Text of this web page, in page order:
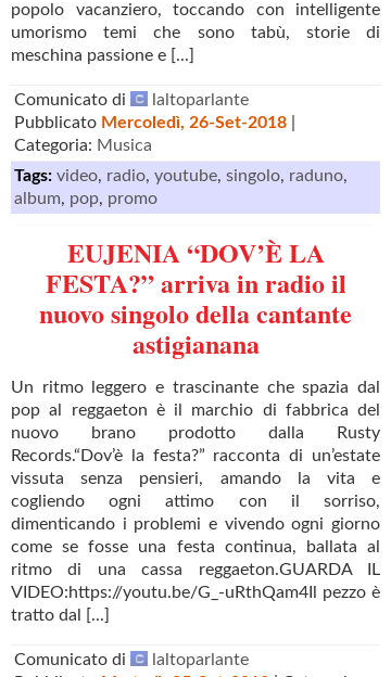
popolo vacanziero, toccando con intelligente
umorismo temi che sono tabù, storie di
meschina passione e [...]
Comunicato di
laltoparlante
Pubblicato Mercoledì, 26-Set-2018
Categoria: Musica
Tags: video, radio, youtube, singolo, raduno,
album, pop, promo
EUJENIA “DOV’È LA
FESTA?” arriva in radio il
nuovo singolo della cantante
astigianana
Un ritmo leggero e trascinante che spazia dal
pop al reggaeton è il marchio di fabbrica del
nuovo brano prodotto dalla Rusty
Records.“Dov’è la festa?” racconta di un’estate
vissuta senza pensieri, amando la vita e
cogliendo ogni attimo con il sorriso,
dimenticando i problemi e vivendo ogni giorno
come se fosse una festa continua, ballata al
ritmo di una cassa reggaeton.GUARDA IL
VIDEO:https://youtu.be/G_-uRthQam4Il pezzo è
tratto dal [...]
Comunicato di
laltoparlante